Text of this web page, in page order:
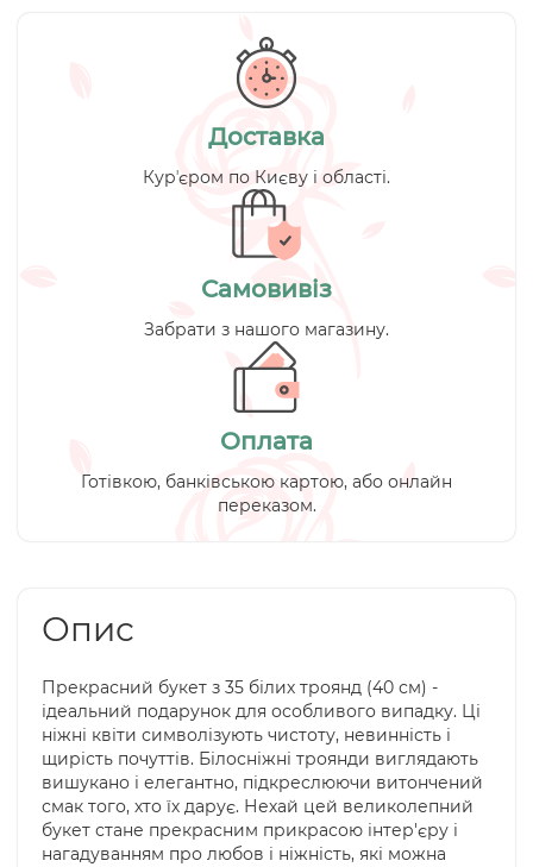
Доставка
Курʼєром по Києву і області.
Самовивіз
Забрати з нашого магазину.
Оплата
Готівкою, банківською картою, або онлайн
переказом.
Опис
Прекрасний букет з 35 білих троянд (40 см) -
ідеальний подарунок для особливого випадку. Ці
ніжні квіти символізують чистоту, невинність і
щирість почуттів. Білосніжні троянди виглядають
вишукано і елегантно, підкреслюючи витончений
смак того, хто їх дарує. Нехай цей великолепний
букет стане прекрасним прикрасою інтер'єру і
нагадуванням про любов і ніжність, які можна